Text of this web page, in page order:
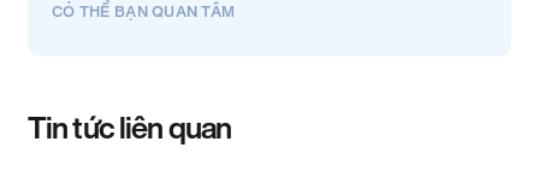
CÓ THỂ BẠN QUAN TÂM
Tin tức liên quan